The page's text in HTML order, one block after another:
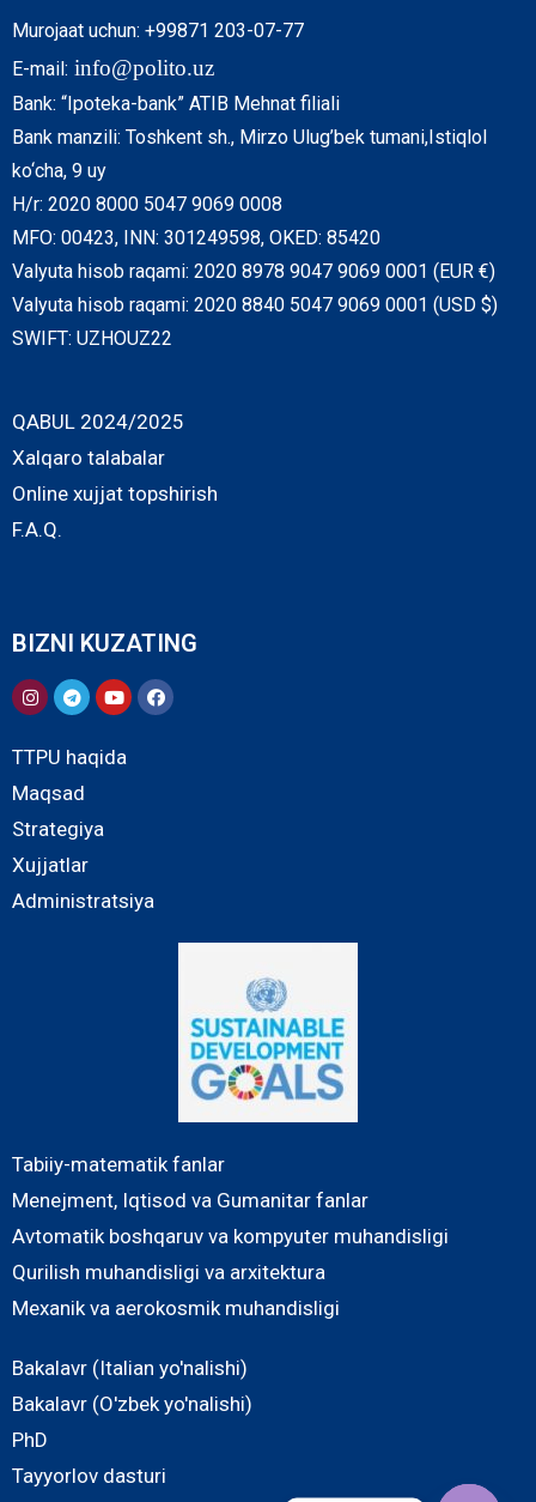
Murojaat uchun: +99871 203-07-77
E-mail: info@polito.uz
Bank: “Ipoteka-bank” ATIB Mehnat filiali
Bank manzili: Toshkent sh., Mirzo Ulug’bek tumani,Istiqlol
ko‘cha, 9 uy
H/r: 2020 8000 5047 9069 0008
MFO: 00423, INN: 301249598, OKED: 85420
Valyuta hisob raqami: 2020 8978 9047 9069 0001 (EUR €)
Valyuta hisob raqami: 2020 8840 5047 9069 0001 (USD $)
SWIFT: UZHOUZ22
QABUL 2024/2025
Xalqaro talabalar
Online xujjat topshirish
F.A.Q.
BIZNI KUZATING
TTPU haqida
Maqsad
Strategiya
Xujjatlar
Administratsiya
Tabiiy-matematik fanlar
Menejment, Iqtisod va Gumanitar fanlar
Avtomatik boshqaruv va kompyuter muhandisligi
Qurilish muhandisligi va arxitektura
Mexanik va aerokosmik muhandisligi
Bakalavr (Italian yo'nalishi)
Bakalavr (O'zbek yo'nalishi)
PhD
Tayyorlov dasturi